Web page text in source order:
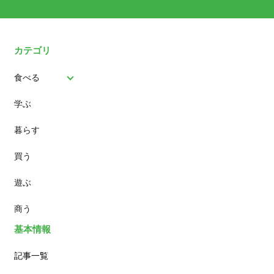
カテゴリ
食べる
パン
スイーツ
ランチ
カフェ
学ぶ
暮らす
買う
遊ぶ
商う
基本情報
記事一覧